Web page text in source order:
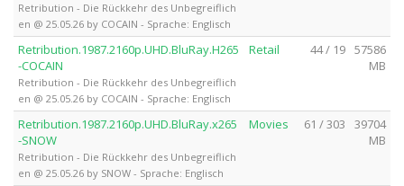
Retribution - Die Rückkehr des Unbegreiflich
en @ 25.05.26 by COCAIN - Sprache: Englisch
Retribution.1987.2160p.UHD.BluRay.H265
-COCAIN
Retribution - Die Rückkehr des Unbegreiflich
en @ 25.05.26 by COCAIN - Sprache: Englisch
Retail 44 / 19 57586
MB
Retribution.1987.2160p.UHD.BluRay.x265
-SNOW
Retribution - Die Rückkehr des Unbegreiflich
en @ 25.05.26 by SNOW - Sprache: Englisch
Movies 61 / 303
39704
MB